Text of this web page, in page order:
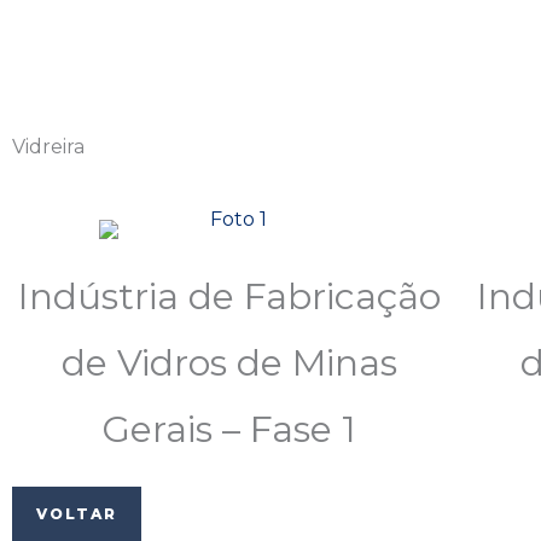
Vidreira
Indústria de Fabricação
de Vidros de Minas
Gerais – Fase 1